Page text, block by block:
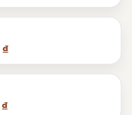
₫
₫